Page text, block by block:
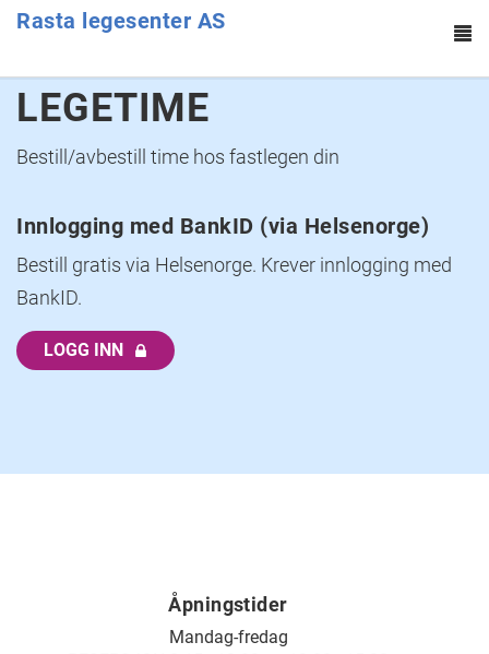
Hopp til hovedinnhold
Rasta legesenter AS
LEGETIME
Bestill/avbestill time hos fastlegen din
Innlogging med BankID (via Helsenorge)
Bestill gratis via Helsenorge. Krever innlogging med
BankID.
LOGG INN
Åpningstider
Mandag-fredag